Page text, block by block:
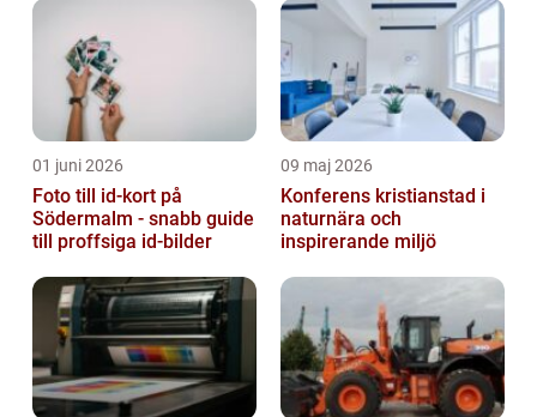
01 juni 2026
Foto till id-kort på
Södermalm - snabb guide
till proffsiga id-bilder
09 maj 2026
Konferens kristianstad i
naturnära och
inspirerande miljö